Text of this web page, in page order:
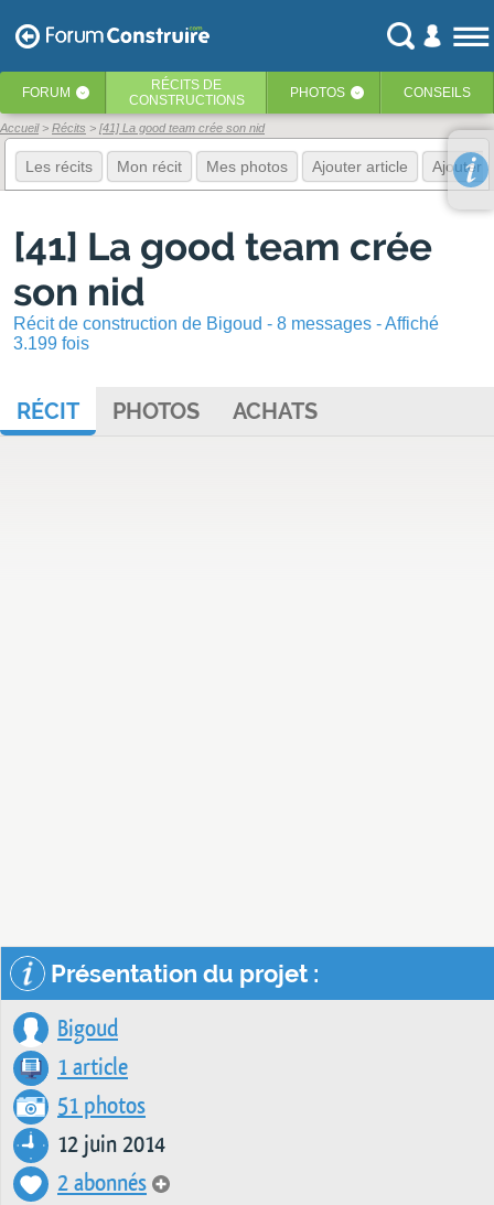
FORUM ‹ RÉCITS DE
CONSTRUCTIONS
PHOTOS ‹ CONSEILS
Accueil Récits [41] La good team crée son nid
Les récits Mon récit Mes photos Ajouter article Ajouter
[41] La good team crée
son nid
Récit de construction de Bigoud - 8 messages - Affiché
3.199 fois
RÉCIT PHOTOS ACHATS
Présentation du projet :
Bigoud
1 article
51 photos
12 juin 2014
2 abonnés